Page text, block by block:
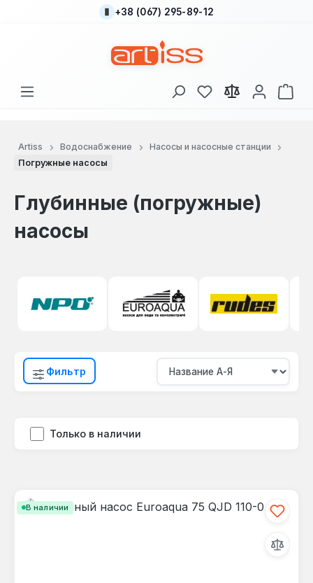
Перейти к основному содержанию
+38 (067) 295-89-12
У вас есть товары
В
Artiss Водоснабжение
Насосы и насосные станции
Погружные насосы
Глубинные (погружные)
насосы
Фильтр
Только в наличии
В наличии